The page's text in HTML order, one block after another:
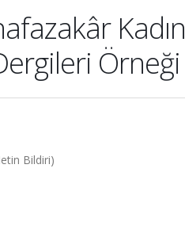
Örneği
Bildiri)